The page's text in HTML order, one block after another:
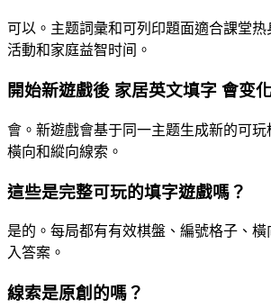
可以。主题詞彙和可列印題面適合課堂
活動和家庭益智时间。
開始新遊戲後 家居英文填字 會变
會。新遊戲會基于同一主题生成新的可
橫向和縱向線索。
這些是完整可玩的填字遊戲嗎？
是的。每局都有有效棋盤、編號格子、
入答案。
線索是原創的嗎？